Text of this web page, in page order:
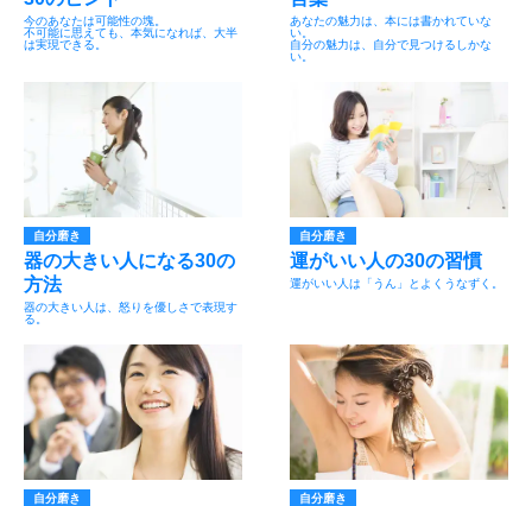
今のあなたは可能性の塊。
不可能に思えても、本気になれば、大半
は実現できる。
あなたの魅力は、本には書かれていな
い。
自分の魅力は、自分で見つけるしかな
い。
自分磨き
器の大きい人になる30の
方法
器の大きい人は、怒りを優しさで表現す
る。
自分磨き
運がいい人の30の習慣
運がいい人は「うん」とよくうなずく。
自分磨き 自分磨き